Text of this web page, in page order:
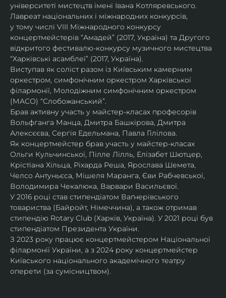
університеті мистецтв імені Івана Котляревського.
Лавреат національних і міжнародних конкурсів,
у тому числі VIII Міжнародного конкурсу
концертмейстерів “Амадей” (2017, Україна) та Другого
відкритого фестивалю-конкурсу музичного мистецтва
“Харківські асамблеї” (2017, Україна).
Виступав як соліст разом із Київським камерним
оркестром, симфонічним оркестром Харківської
філармонії, Молодіжним симфонічним оркестром
(МАСО) “Слобожанський”.
Брав активну участь у майстер-класах професорів
Вольфганга Манца, Дмитра Башкірова, Дмитра
Алексєєва, Сергія Едельмана, Павла Гілілова.
Як концертмейстер брав участь у майстер-класах
Ольги Кульчинської, Пілле Лілль, Елізабет Шютцер,
Крістіана Хільца, Ріхарда Реша, Ярослава Шемета,
Челсо Антуньєса, Мішеля Маранга, Єви Рабчевської,
Володимира Чекалюка, Варвари Васильєвої.
У 2016 році став стипендіатом Ваґнерівського
товариства (Байройт, Німеччина), а також отримав
стипендію Rotary Club (Харків, Україна). У 2021 році був
стипендіатом Президента України.
З 2023 року працює концертмейстером Національної
філармонії України, а з 2024 року концертмейстер
Київського національного академічного театру
оперети (за сумісництвом).